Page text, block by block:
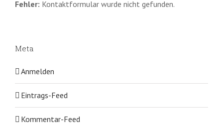
Fehler: Kontaktformular wurde nicht gefunden.
Meta
Anmelden
Eintrags-Feed
Kommentar-Feed